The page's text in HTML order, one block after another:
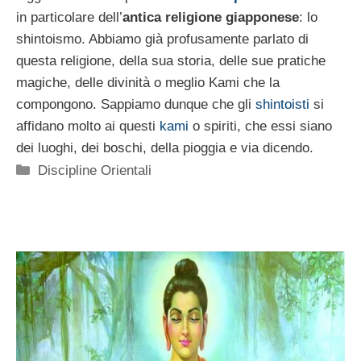
in particolare dell’antica religione giapponese: lo
shintoismo. Abbiamo già profusamente parlato di
questa religione, della sua storia, delle sue pratiche
magiche, delle divinità o meglio Kami che la
compongono. Sappiamo dunque che gli shintoisti si
affidano molto ai questi kami o spiriti, che essi siano
dei luoghi, dei boschi, della pioggia e via dicendo.
Categorie
Discipline Orientali